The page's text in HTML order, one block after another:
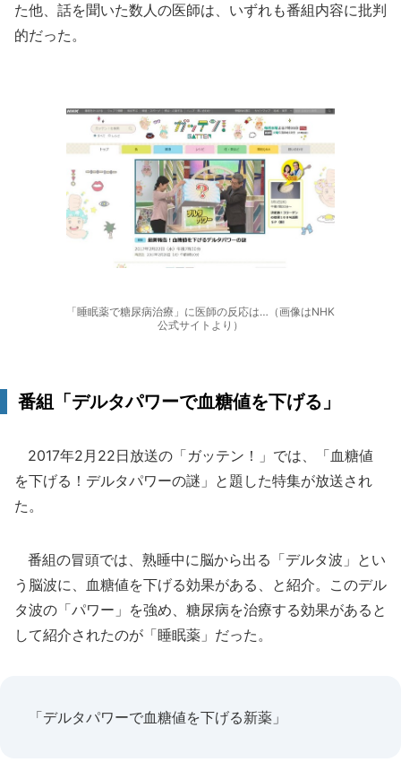
た他、話を聞いた数人の医師は、いずれも番組内容に批判
的だった。
「睡眠薬で糖尿病治療」に医師の反応は…（画像はNHK
公式サイトより）
番組「デルタパワーで血糖値を下げる」
2017年2月22日放送の「ガッテン！」では、「血糖値
を下げる！デルタパワーの謎」と題した特集が放送され
た。
番組の冒頭では、熟睡中に脳から出る「デルタ波」とい
う脳波に、血糖値を下げる効果がある、と紹介。このデル
タ波の「パワー」を強め、糖尿病を治療する効果があると
して紹介されたのが「睡眠薬」だった。
「デルタパワーで血糖値を下げる新薬」